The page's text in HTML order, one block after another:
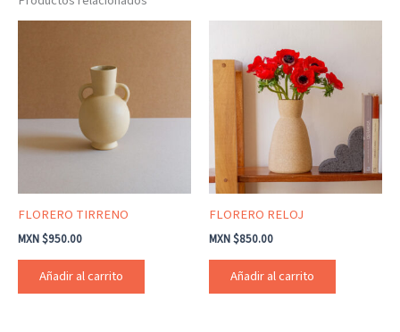
FLORERO TIRRENO
MXN $950.00
Añadir al carrito
FLORERO RELOJ
MXN $850.00
Añadir al carrito